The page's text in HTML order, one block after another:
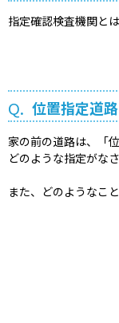
指定確認検査機関と
Q. 位置指定道
家の前の道路は、「
どのような指定がな
また、どのようなこ